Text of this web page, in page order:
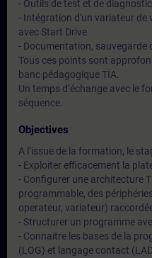
- Outils de test et de diagnostic
- Intégration d'un variateur de
avec Start Drive
- Documentation, sauvegarde
Tous ces points sont
banc pédagogique TIA.
Un temps d’échange avec le
séquence.
Objectives
A l’issue de la formation, le
- Exploiter efficacement la
- Configurer une architecture
programmable, des
operateur, variateur)
- Structurer un programme
- Connaitre les bases de la
(LOG) et langage contact